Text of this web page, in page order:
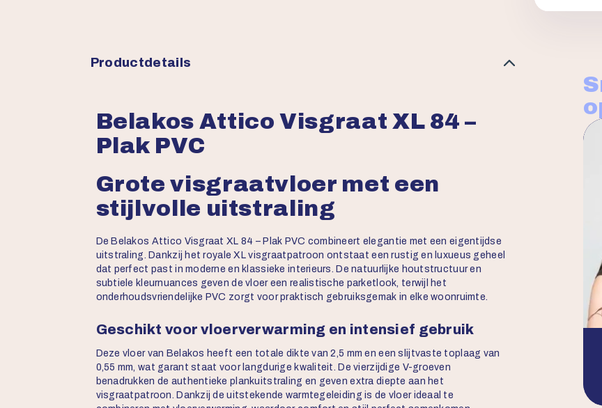
Productdetails
Belakos Attico Visgraat XL 84 –
Plak PVC
Grote visgraatvloer met een
stijlvolle uitstraling
De Belakos Attico Visgraat XL 84 – Plak PVC combineert elegantie met een eigentijdse
uitstraling. Dankzij het royale XL visgraatpatroon ontstaat een rustig en luxueus geheel
dat perfect past in moderne en klassieke interieurs. De natuurlijke houtstructuur en
subtiele kleurnuances geven de vloer een realistische parketlook, terwijl het
onderhoudsvriendelijke PVC zorgt voor praktisch gebruiksgemak in elke woonruimte.
Geschikt voor vloerverwarming en intensief gebruik
Deze vloer van Belakos heeft een totale dikte van 2,5 mm en een slijtvaste toplaag van
0,55 mm, wat garant staat voor langdurige kwaliteit. De vierzijdige V-groeven
benadrukken de authentieke plankuitstraling en geven extra diepte aan het
visgraatpatroon. Dankzij de uitstekende warmtegeleiding is de vloer ideaal te